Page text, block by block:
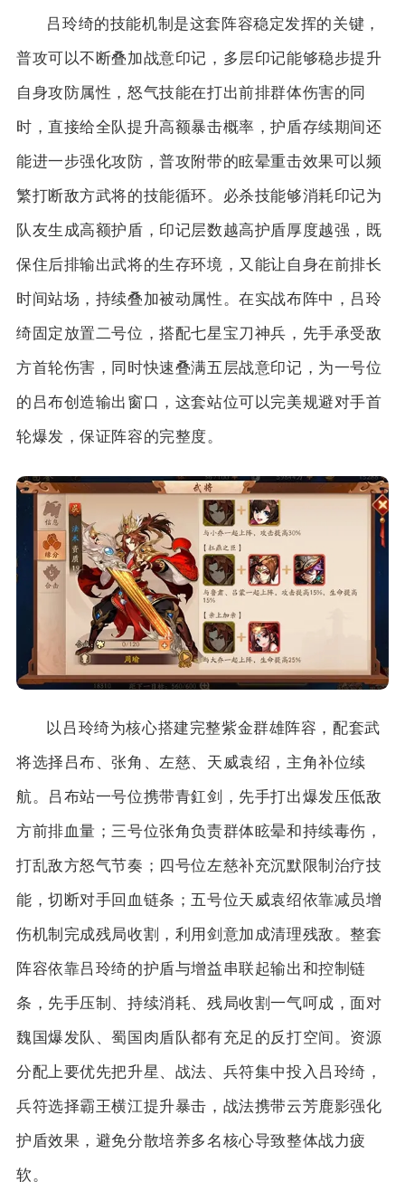
吕玲绮的技能机制是这套阵容稳定发挥的关键，
普攻可以不断叠加战意印记，多层印记能够稳步提升
自身攻防属性，怒气技能在打出前排群体伤害的同
时，直接给全队提升高额暴击概率，护盾存续期间还
能进一步强化攻防，普攻附带的眩晕重击效果可以频
繁打断敌方武将的技能循环。必杀技能够消耗印记为
队友生成高额护盾，印记层数越高护盾厚度越强，既
保住后排输出武将的生存环境，又能让自身在前排长
时间站场，持续叠加被动属性。在实战布阵中，吕玲
绮固定放置二号位，搭配七星宝刀神兵，先手承受敌
方首轮伤害，同时快速叠满五层战意印记，为一号位
的吕布创造输出窗口，这套站位可以完美规避对手首
轮爆发，保证阵容的完整度。
以吕玲绮为核心搭建完整紫金群雄阵容，配套武
将选择吕布、张角、左慈、天威袁绍，主角补位续
航。吕布站一号位携带青釭剑，先手打出爆发压低敌
方前排血量；三号位张角负责群体眩晕和持续毒伤，
打乱敌方怒气节奏；四号位左慈补充沉默限制治疗技
能，切断对手回血链条；五号位天威袁绍依靠减员增
伤机制完成残局收割，利用剑意加成清理残敌。整套
阵容依靠吕玲绮的护盾与增益串联起输出和控制链
条，先手压制、持续消耗、残局收割一气呵成，面对
魏国爆发队、蜀国肉盾队都有充足的反打空间。资源
分配上要优先把升星、战法、兵符集中投入吕玲绮，
兵符选择霸王横江提升暴击，战法携带云芳鹿影强化
护盾效果，避免分散培养多名核心导致整体战力疲
软。